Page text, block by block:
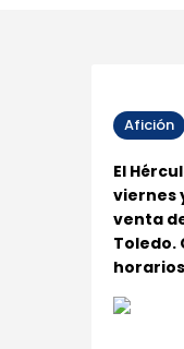
Afición
El
viernes
venta
Toledo.